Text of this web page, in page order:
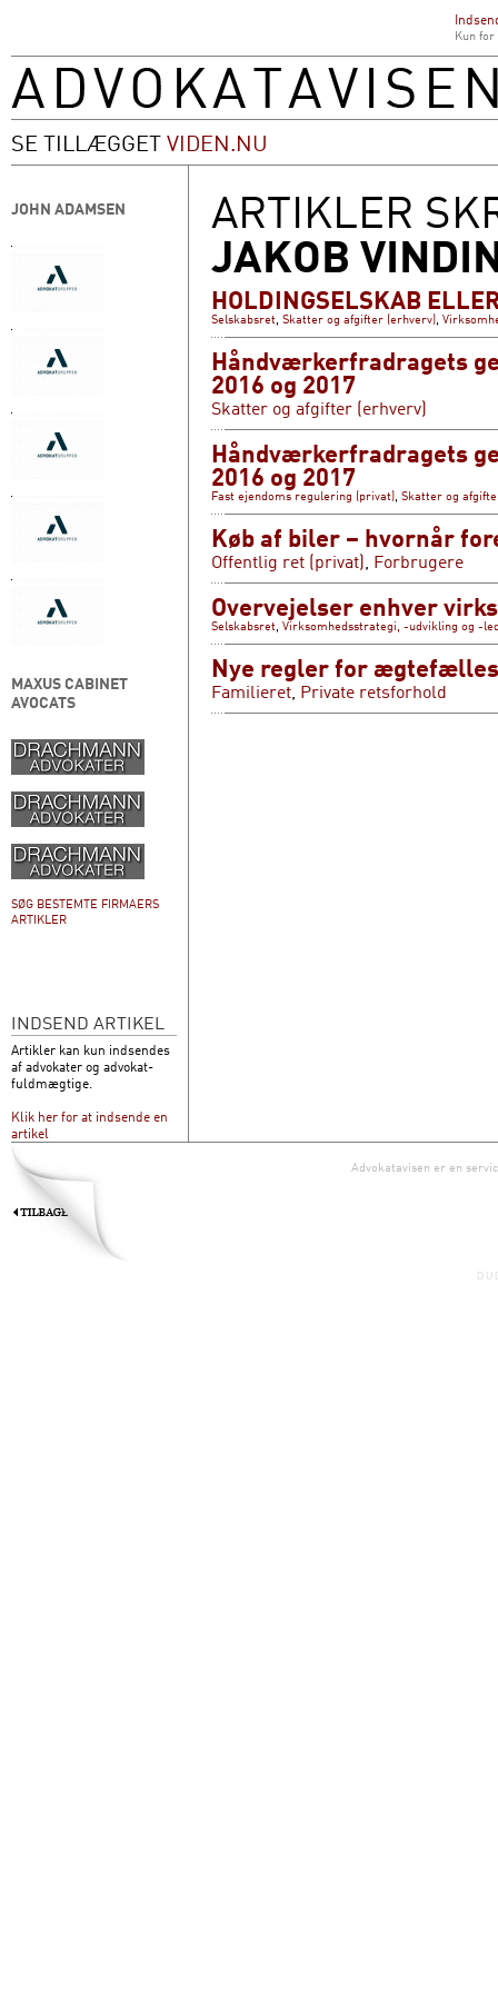
Kun
SE TILLÆGGETVIDEN.NU
JOHN ADAMSEN
MAXUS CABINET
AVOCATS
SØG BESTEMTE FIRMAERS
ARTIKLER
INDSEND ARTIKEL
Artikler kan kun indsendes
af advokater og advokat-
fuldmægtige.
Klik her for at indsende en
artikel
ARTIKLER
JAKOB
HOLDINGSELSKAB
Selskabsret, Skatter og afgifter (erhverv),
Håndværkerfradragets
2016 og 2017
Skatter og afgifter (erhverv)
Håndværkerfradragets
2016 og 2017
Fast ejendoms regulering (privat), Skatter og
Køb af biler – hvornår
Offentlig ret (privat) Forbrugere
Overvejelser enhver
Selskabsret, Virksomhedsstrategi, -udvikling og -
Nye regler for
Familieret Private retsforhold
Advokatavisen er en